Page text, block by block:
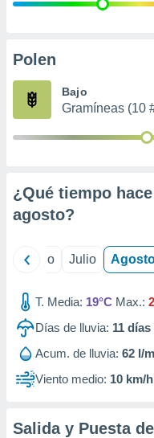
e
publicidad
Polen
Bajo
Gramíneas (10
¿Qué tiempo
agosto?
Junio Julio
T. Media: 19°C Max.:
Días de lluvia: 11 días
Acum. de lluvia: 62 l/
Viento medio: 10 km/h
Salida y Puesta